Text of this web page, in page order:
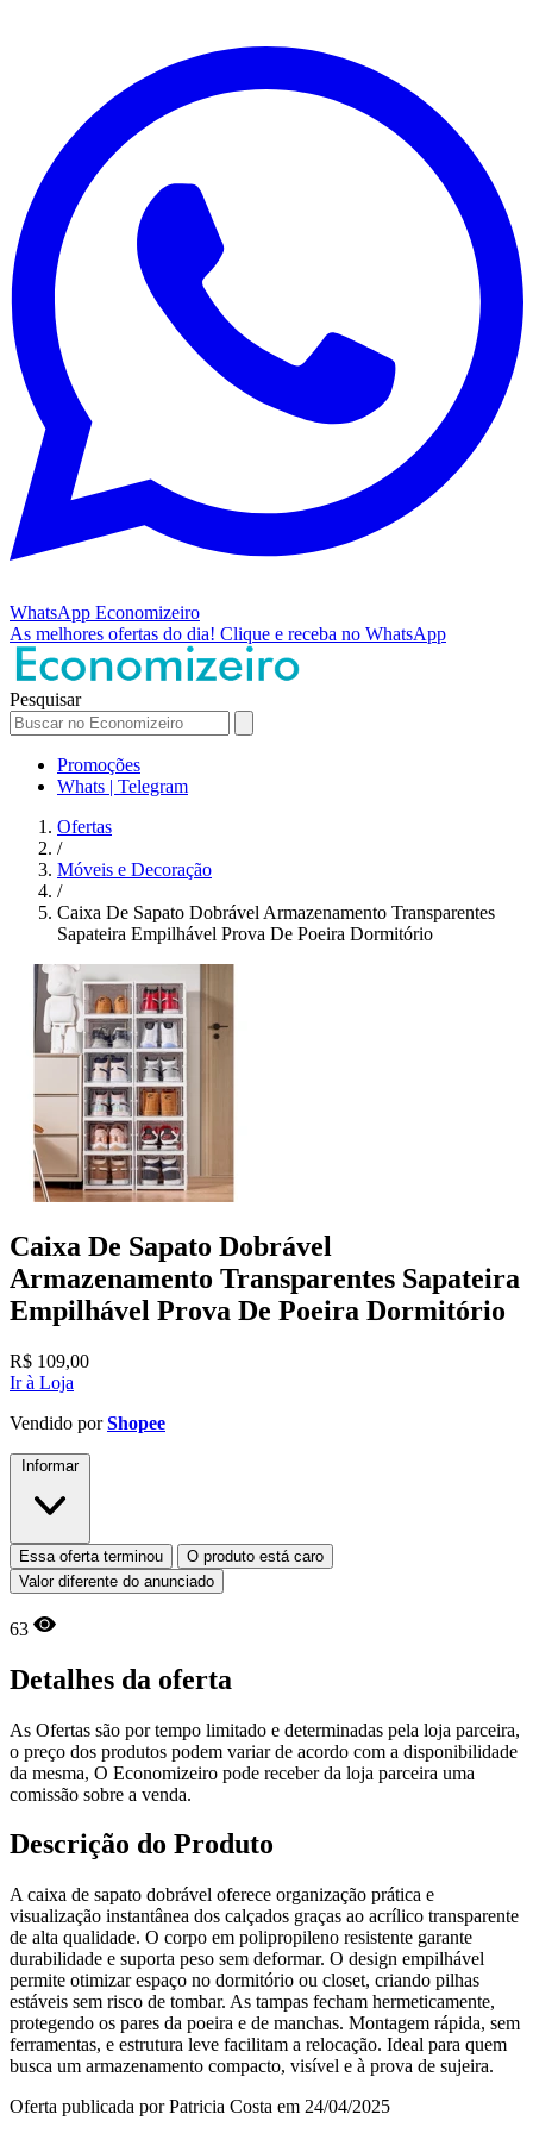
WhatsApp Economizeiro
As melhores ofertas do dia! Clique e receba no WhatsApp
Pesquisar
Promoções
Whats | Telegram
Ofertas
/
Móveis e Decoração
/
Caixa De Sapato Dobrável Armazenamento Transparentes
Sapateira Empilhável Prova De Poeira Dormitório
Caixa De Sapato Dobrável
Armazenamento Transparentes Sapateira
Empilhável Prova De Poeira Dormitório
R$ 109,00
Ir à Loja
Vendido porShopee
Informar
Essa oferta terminou
O produto está caro
Valor diferente do anunciado
63
Detalhes da oferta
As Ofertas são por tempo limitado e determinadas pela loja parceira,
o preço dos produtos podem variar de acordo com a disponibilidade
da mesma, O Economizeiro pode receber da loja parceira uma
comissão sobre a venda.
Descrição do Produto
A caixa de sapato dobrável oferece organização prática e
visualização instantânea dos calçados graças ao acrílico transparente
de alta qualidade. O corpo em polipropileno resistente garante
durabilidade e suporta peso sem deformar. O design empilhável
permite otimizar espaço no dormitório ou closet, criando pilhas
estáveis sem risco de tombar. As tampas fecham hermeticamente,
protegendo os pares da poeira e de manchas. Montagem rápida, sem
ferramentas, e estrutura leve facilitam a relocação. Ideal para quem
busca um armazenamento compacto, visível e à prova de sujeira.
Oferta publicada por Patricia Costa em 24/04/2025